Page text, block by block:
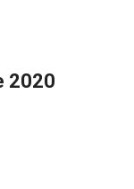
2020